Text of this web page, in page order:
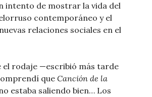
intento de mostrar la vida del
contemporáneo y el
relaciones sociales en el
el rodaje —escribió más tarde
queCanción de la
estaba saliendo bien… Los